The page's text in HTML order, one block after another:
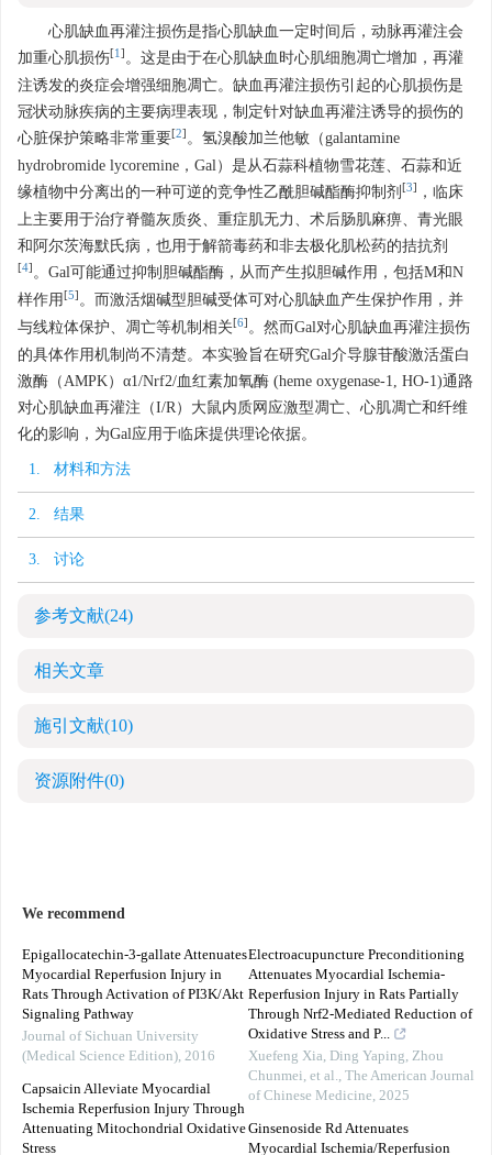
心肌缺血再灌注损伤是指心肌缺血一定时间后，动脉再灌注会
加重心肌损伤[1] 。这是由于在心肌缺血时心肌细胞凋亡增加，再灌
注诱发的炎症会增强细胞凋亡。缺血再灌注损伤引起的心肌损伤是
冠状动脉疾病的主要病理表现，制定针对缺血再灌注诱导的损伤的
心脏保护策略非常重要[2] 。氢溴酸加兰他敏（galantamine
hydrobromide lycoremine，Gal）是从石蒜科植物雪花莲、石蒜和近
缘植物中分离出的一种可逆的竞争性乙酰胆碱酯酶抑制剂 [3]
，临床
上主要用于治疗脊髓灰质炎、重症肌无力、术后肠肌麻痹、青光眼
和阿尔茨海默氏病，也用于解箭毒药和非去极化肌松药的拮抗剂
[4] 。Gal可能通过抑制胆碱酯酶，从而产生拟胆碱作用，包括M和N
样作用 [5] 。而激活烟碱型胆碱受体可对心肌缺血产生保护作用，并
与线粒体保护、凋亡等机制相关[6] 。然而Gal对心肌缺血再灌注损伤
的具体作用机制尚不清楚。本实验旨在研究Gal介导腺苷酸激活蛋白
激酶（AMPK）α1/Nrf2/血红素加氧酶 (heme oxygenase-1, HO-1)通路
对心肌缺血再灌注（I/R）大鼠内质网应激型凋亡、心肌凋亡和纤维
化的影响，为Gal应用于临床提供理论依据。
1. 材料和方法
2. 结果
3. 讨论
参考文献(24)
相关文章
施引文献(10)
资源附件(0)
We recommend
Epigallocatechin-3-gallate Attenuates
Myocardial Reperfusion Injury in
Rats Through Activation of PI3K/Akt
Signaling Pathway
Journal of Sichuan University
(Medical Science Edition), 2016
Capsaicin Alleviate Myocardial
Ischemia Reperfusion Injury Through
Attenuating Mitochondrial Oxidative
Stress
Electroacupuncture Preconditioning
Attenuates Myocardial Ischemia-
Reperfusion Injury in Rats Partially
Through Nrf2-Mediated Reduction of
Oxidative Stress and P...
Xuefeng Xia, Ding Yaping, Zhou
Chunmei, et al., The American Journal
of Chinese Medicine, 2025
Ginsenoside Rd Attenuates
Myocardial Ischemia/Reperfusion